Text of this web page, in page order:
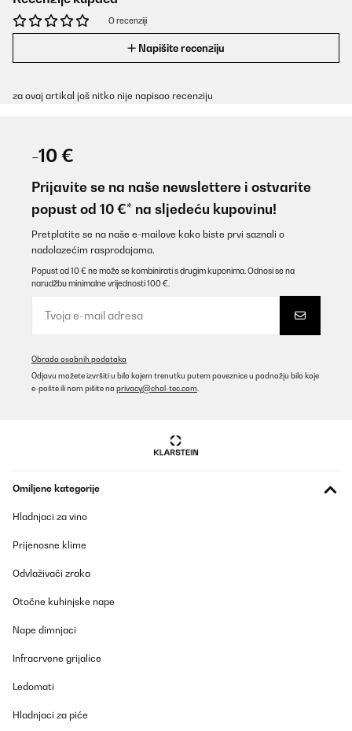
O recenziji
Napišite recenziju
za ovaj artikal još nitko nije napisao recenziju
-10 €
Prijavite se na naše newslettere i ostvarite
popust od 10 €* na sljedeću kupovinu!
Pretplatite se na naše e-mailove kako biste prvi saznali o
nadolazećim rasprodajama.
Popust od 10 € ne može se kombinirati s drugim kuponima. Odnosi se na
narudžbu minimalne vrijednosti 100 €.
Obrada osobnih podataka
Odjavu možete izvršiti u bilo kojem trenutku putem poveznice u podnožju bilo koje
e-pošte ili nam pišite na privacy@chal-tec.com
Omiljene kategorije
Hladnjaci za vino
Prijenosne klime
Odvlaživači zraka
Otočne kuhinjske nape
Nape dimnjaci
Infracrvene grijalice
Ledomati
Hladnjaci za piće